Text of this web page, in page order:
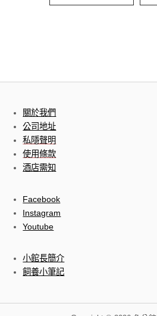
關於我們
公司地址
私隱聲明
使用條款
酒店需知
Facebook
Instagram
Youtube
小館長簡介
飼養小筆記